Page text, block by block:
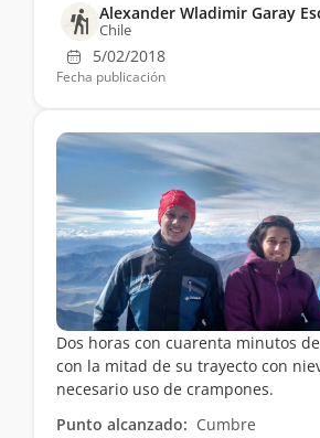
Alexander Wladimir Garay
Chile
5/02/2018
Fecha publicación
Dos horas con cuarenta minutos
con la mitad de su trayecto con
necesario uso de crampones.
Punto alcanzado: Cumbre